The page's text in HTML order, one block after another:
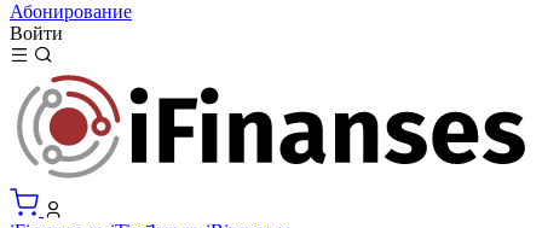
Абонирование
Войти